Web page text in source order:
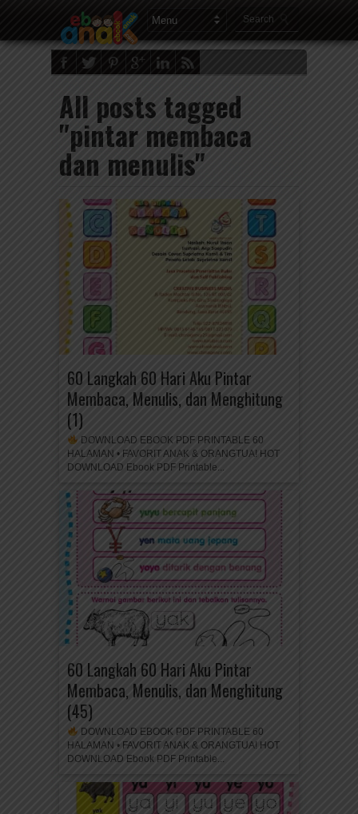
All posts tagged
"pintar membaca
dan menulis"
60 Langkah 60 Hari Aku Pintar
Membaca, Menulis, dan Menghitung
(1)
DOWNLOAD EBOOK PDF PRINTABLE 60
HALAMAN • FAVORIT ANAK & ORANGTUA! HOT
DOWNLOAD Ebook PDF Printable...
60 Langkah 60 Hari Aku Pintar
Membaca, Menulis, dan Menghitung
(45)
DOWNLOAD EBOOK PDF PRINTABLE 60
HALAMAN • FAVORIT ANAK & ORANGTUA! HOT
DOWNLOAD Ebook PDF Printable...